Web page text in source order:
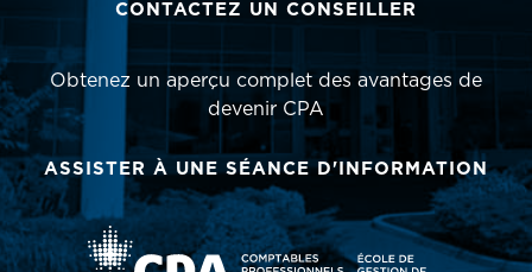
CONTACTEZ UN CONSEILLER
Obtenez un aperçu complet des avantages de
devenir CPA
ASSISTER À UNE SÉANCE D'INFORMATION